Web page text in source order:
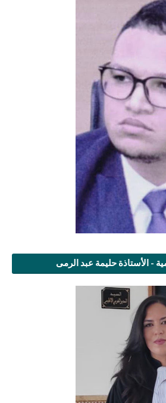
- الأستاذة حليمة عبد الرمى